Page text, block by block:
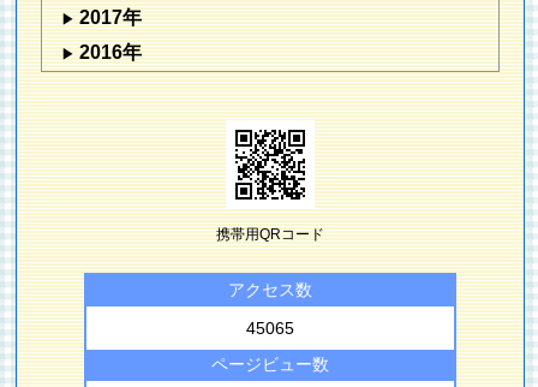
2017年
2016年
携帯用QRコード
アクセス数
45065
ページビュー数